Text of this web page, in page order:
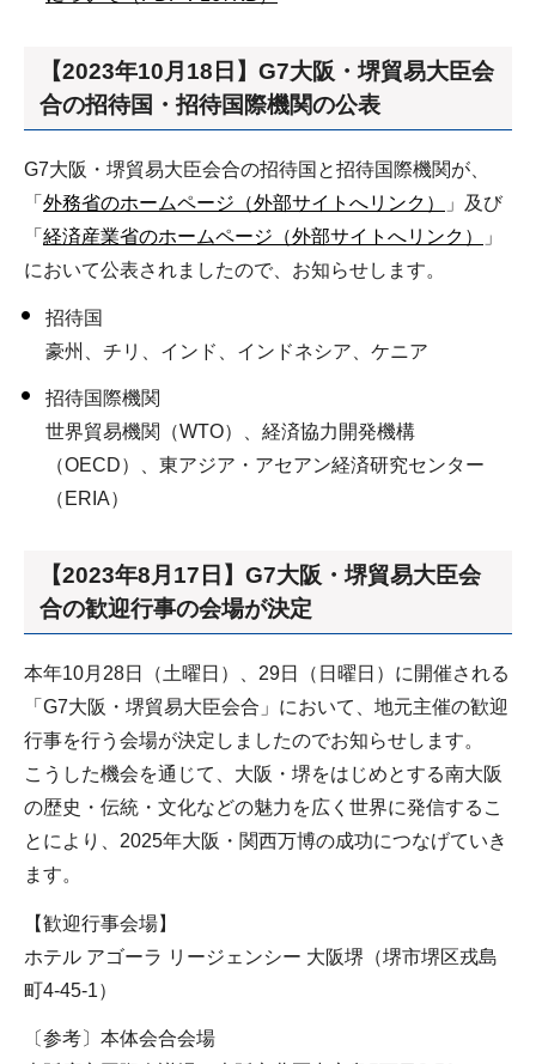
【2023年10月18日】G7大阪・堺貿易大臣会
合の招待国・招待国際機関の公表
G7大阪・堺貿易大臣会合の招待国と招待国際機関が、
「 外務省のホームページ（外部サイトへリンク）
」及び
「 経済産業省のホームページ（外部サイトへリンク）
」
において公表されましたので、お知らせします。
招待国
豪州、チリ、インド、インドネシア、ケニア
招待国際機関
世界貿易機関（WTO）、経済協力開発機構
（OECD）、東アジア・アセアン経済研究センター
（ERIA）
【2023年8月17日】G7大阪・堺貿易大臣会
合の歓迎行事の会場が決定
本年10月28日（土曜日）、29日（日曜日）に開催される
「G7大阪・堺貿易大臣会合」において、地元主催の歓迎
行事を行う会場が決定しましたのでお知らせします。
こうした機会を通じて、大阪・堺をはじめとする南大阪
の歴史・伝統・文化などの魅力を広く世界に発信するこ
とにより、2025年大阪・関西万博の成功につなげていき
ます。
【歓迎行事会場】
ホテル アゴーラ リージェンシー 大阪堺（堺市堺区戎島
町4-45-1）
〔参考〕本体会合会場